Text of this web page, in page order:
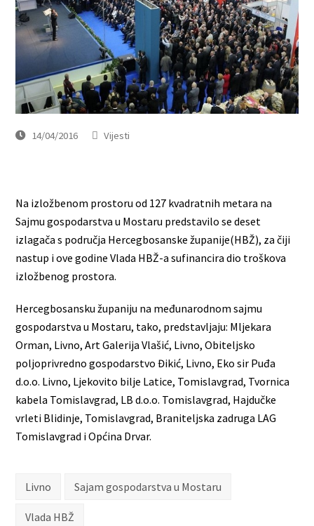
14/04/2016 Vijesti
Na izložbenom prostoru od 127 kvadratnih metara na
Sajmu gospodarstva u Mostaru predstavilo se deset
izlagača s područja Hercegbosanske županije(HBŽ), za čiji
nastup i ove godine Vlada HBŽ-a sufinancira dio troškova
izložbenog prostora.
Hercegbosansku županiju na međunarodnom sajmu
gospodarstva u Mostaru, tako, predstavljaju: Mljekara
Orman, Livno, Art Galerija Vlašić, Livno, Obiteljsko
poljoprivredno gospodarstvo Đikić, Livno, Eko sir Puđa
d.o.o. Livno, Ljekovito bilje Latice, Tomislavgrad, Tvornica
kabela Tomislavgrad, LB d.o.o. Tomislavgrad, Hajdučke
vrleti Blidinje, Tomislavgrad, Braniteljska zadruga LAG
Tomislavgrad i Općina Drvar.
Livno Sajam gospodarstva u Mostaru
Vlada HBŽ